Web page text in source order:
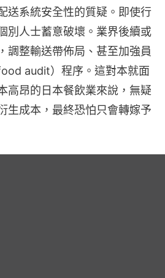
送系統安全性的質疑。即使行
別人士蓄意破壞。業界後續或
調整輸送帶佈局、甚至加強員
audit）程序。這對本就面
高昂的日本餐飲業來說，無疑
生成本，最終恐怕只會轉嫁予